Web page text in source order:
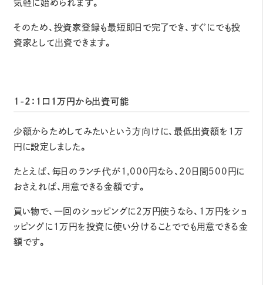
気軽に始められます。
そのため、投資家登録も最短即日で完了でき、すぐにでも投
資家として出資できます。
1-2：１口１万円から出資可能
少額からためしてみたいという方向けに、最低出資額を1万
円に設定しました。
たとえば、毎日のランチ代が1,000円なら、20日間500円に
おさえれば、用意できる金額です。
買い物で、一回のショッピングに2万円使うなら、1万円をショ
ッピングに1万円を投資に使い分けることででも用意できる金
額です。